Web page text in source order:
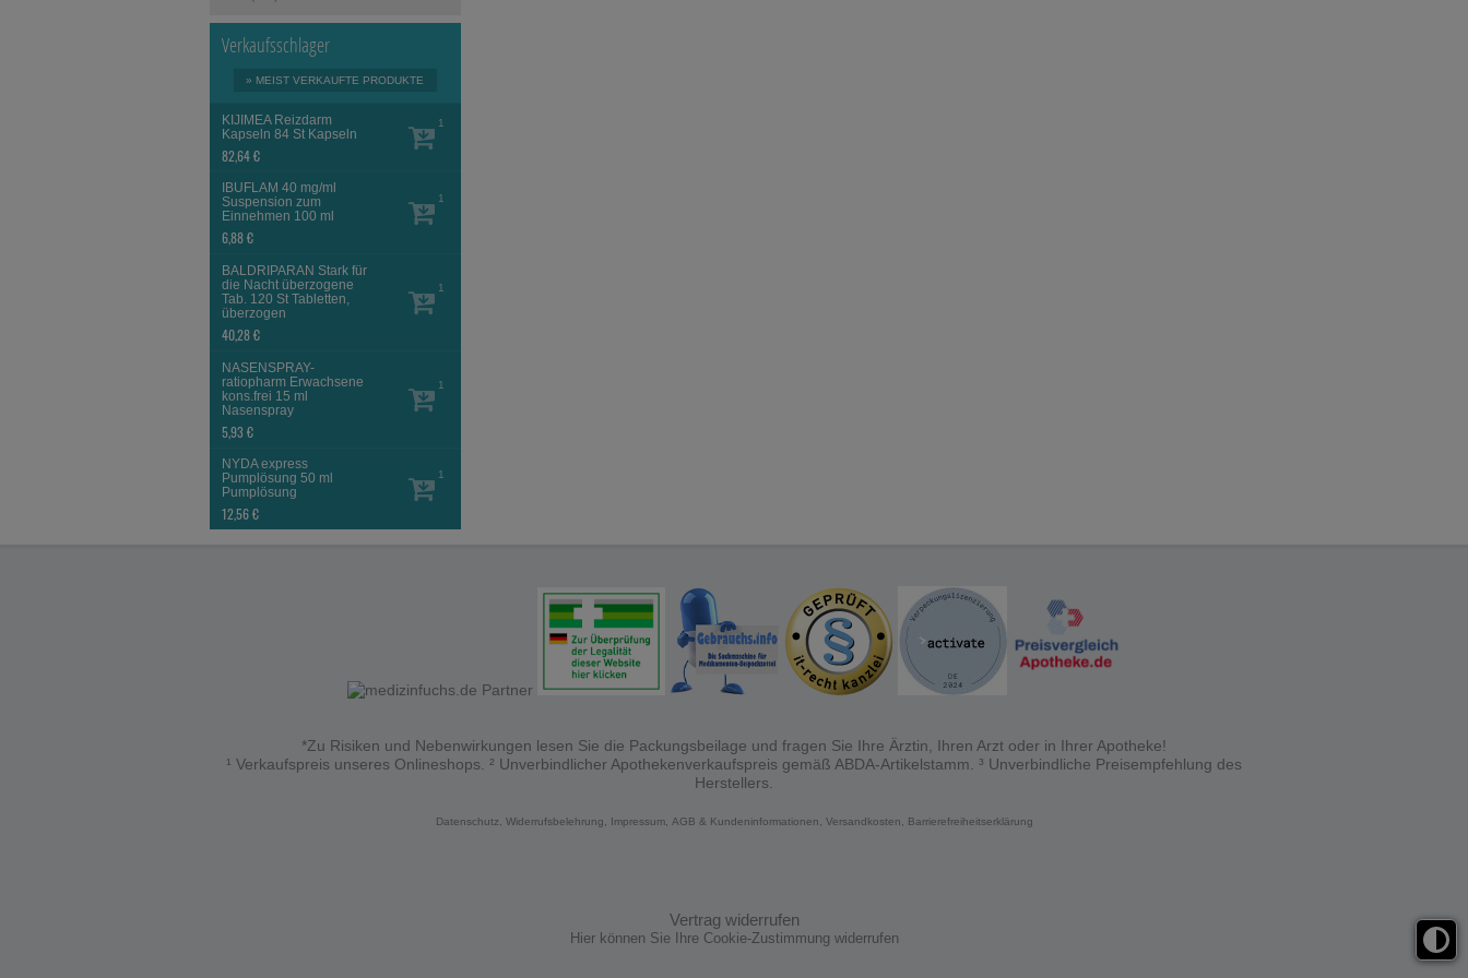
Verkaufsschlager
» MEIST VERKAUFTE PRODUKTE
KIJIMEA Reizdarm
Kapseln84 St Kapseln
82,64 €
1
IBUFLAM 40 mg/ml
Suspension zum
Einnehmen 100 ml
6,88 €
1
BALDRIPARAN Stark für
die Nacht überzogene
Tab. 120 StTabletten,
überzogen
40,28 €
1
NASENSPRAY-
ratiopharm Erwachsene
kons.frei 15 ml
Nasenspray
5,93 €
1
NYDA express
Pumplösung50 ml
Pumplösung
12,56 €
1
*Zu Risiken und Nebenwirkungen lesen Sie die Packungsbeilage und fragen Sie Ihre Ärztin, Ihren Arzt oder in Ihrer Apotheke!
¹ Verkaufspreis unseres Onlineshops. ² Unverbindlicher Apothekenverkaufspreis gemäß ABDA-Artikelstamm. ³ Unverbindliche Preisempfehlung des
Herstellers.
Datenschutz, Widerrufsbelehrung, Impressum, AGB & Kundeninformationen, Versandkosten, Barrierefreiheitserklärung
Vertrag widerrufen
Hier können Sie Ihre Cookie-Zustimmung widerrufen